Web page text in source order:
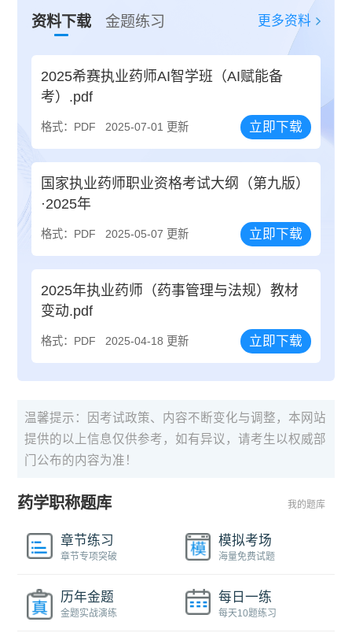
资料下载 金题练习 更多资料
2025希赛执业药师AI智学班（AI赋能备
考）.pdf
格式：PDF 2025-07-01 更新 立即下载
国家执业药师职业资格考试大纲（第九版）
·2025年
格式：PDF 2025-05-07 更新 立即下载
2025年执业药师（药事管理与法规）教材
变动.pdf
格式：PDF 2025-04-18 更新 立即下载
温馨提示：因考试政策、内容不断变化与调整，本网站
提供的以上信息仅供参考，如有异议，请考生以权威部
门公布的内容为准！
药学职称题库 我的题库
章节练习
章节专项突破
模拟考场
海量免费试题
历年金题
金题实战演练
每日一练
每天10题练习